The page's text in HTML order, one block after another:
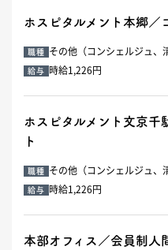
ホスピタルメント本郷／
職種 その他（コンシェルジュ、
給与 時給1,226円
ホスピタルメント文京千
ト
職種 その他（コンシェルジュ、
給与 時給1,226円
本部オフィス／会員制人